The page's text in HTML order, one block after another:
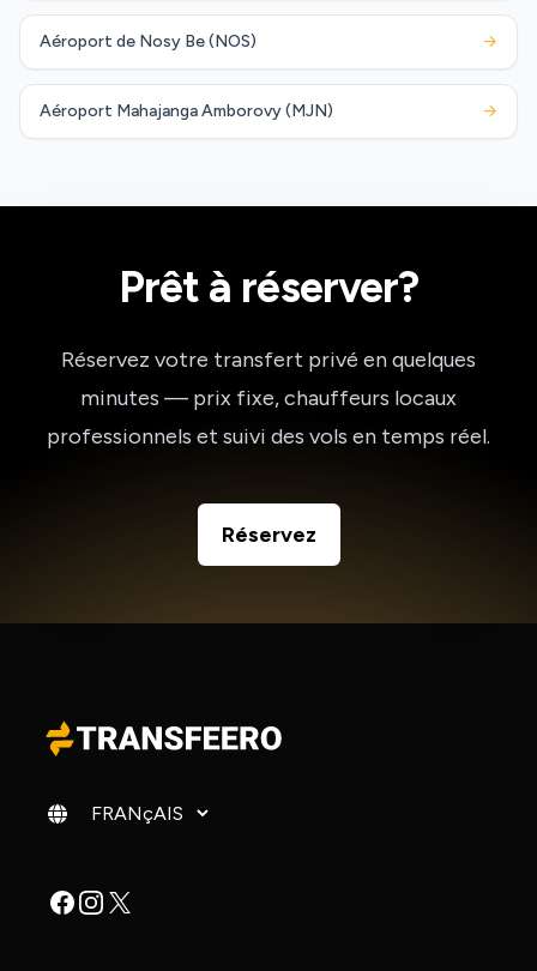
Aéroport de Nosy Be (NOS) →
Aéroport Mahajanga Amborovy (MJN) →
Prêt à réserver?
Réservez votre transfert privé en quelques
minutes — prix fixe, chauffeurs locaux
professionnels et suivi des vols en temps réel.
Réservez
Changer de langue
Facebook
Instagram
X